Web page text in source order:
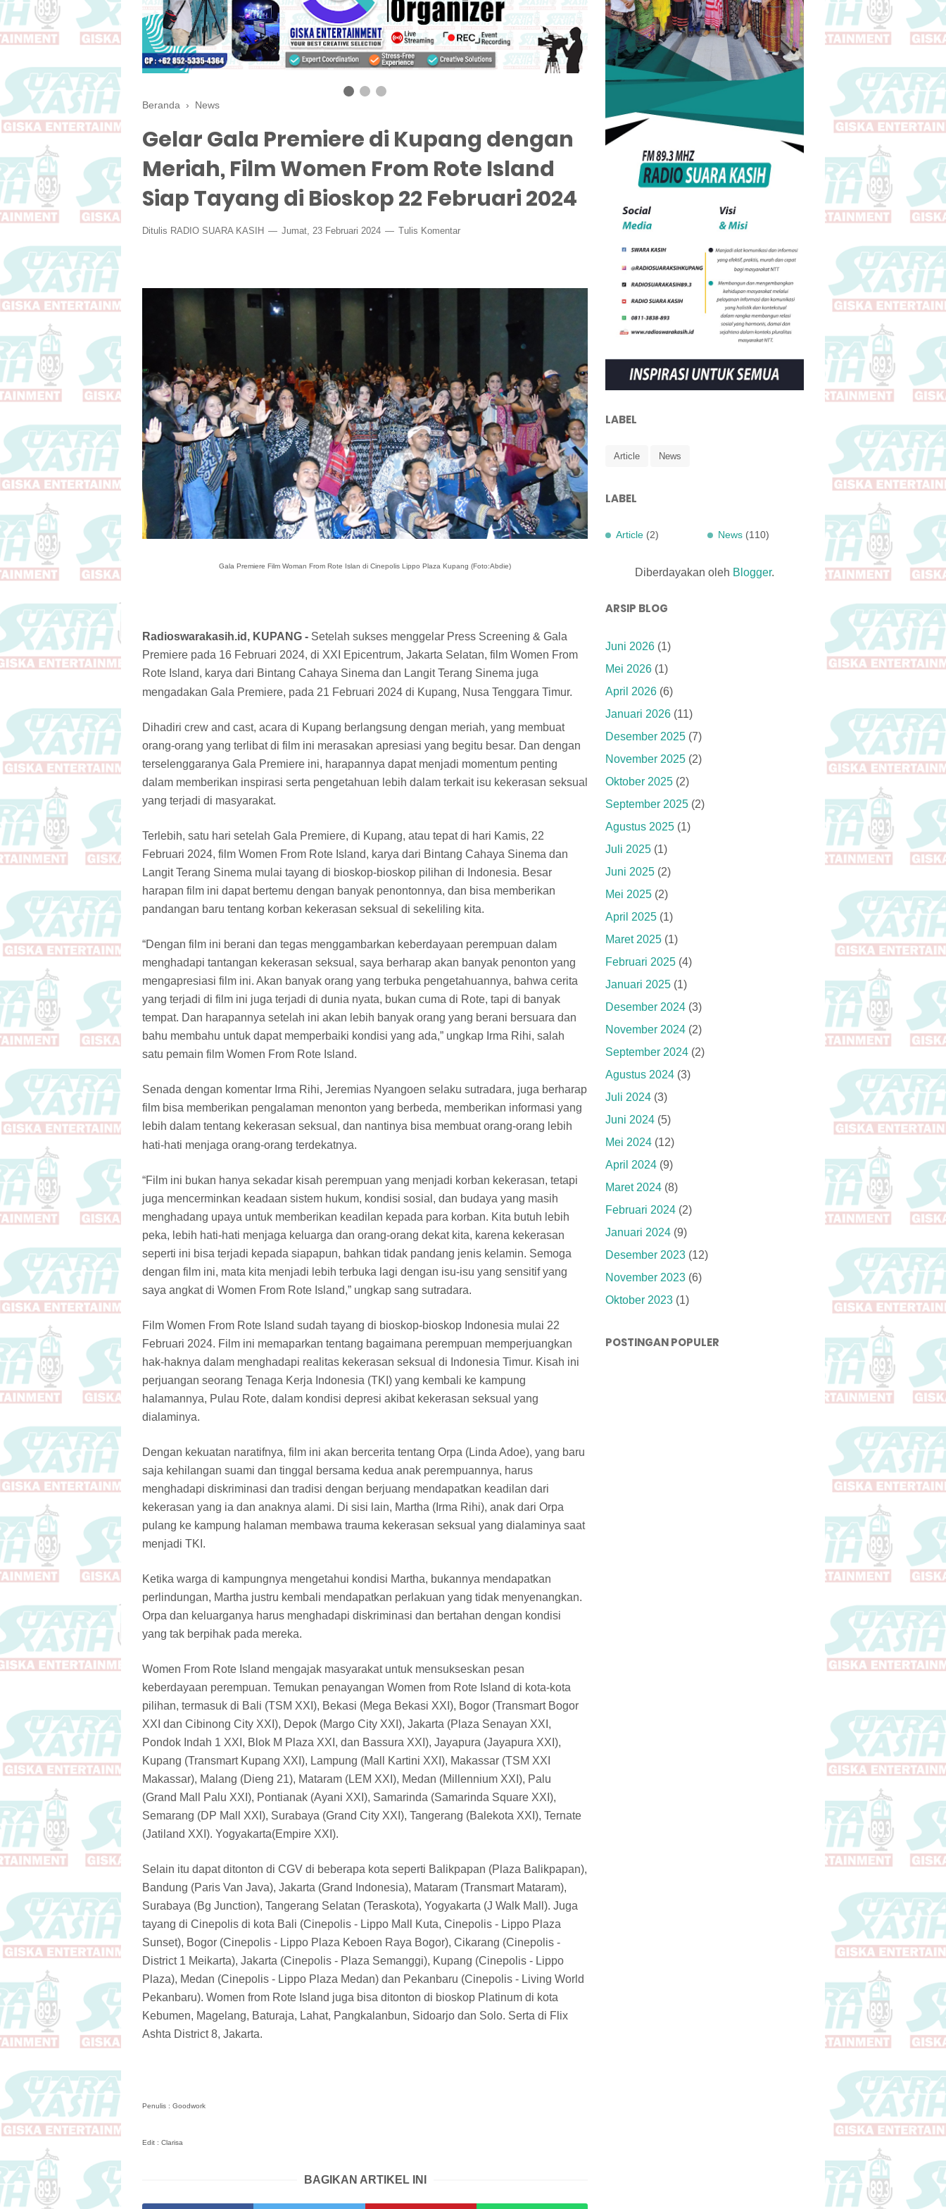
Beranda › News
Gelar Gala Premiere di Kupang dengan
Meriah, Film Women From Rote Island
Siap Tayang di Bioskop 22 Februari 2024
Ditulis RADIO SUARA KASIH Jumat, 23 Februari 2024 Tulis Komentar
Gala Premiere Film Woman From Rote Islan di Cinepolis Lippo Plaza Kupang (Foto:Abdie)
Radioswarakasih.id, KUPANG - Setelah sukses menggelar Press Screening & Gala
Premiere pada 16 Februari 2024, di XXI Epicentrum, Jakarta Selatan, film Women From
Rote Island, karya dari Bintang Cahaya Sinema dan Langit Terang Sinema juga
mengadakan Gala Premiere, pada 21 Februari 2024 di Kupang, Nusa Tenggara Timur.
Dihadiri crew and cast, acara di Kupang berlangsung dengan meriah, yang membuat
orang-orang yang terlibat di film ini merasakan apresiasi yang begitu besar. Dan dengan
terselenggaranya Gala Premiere ini, harapannya dapat menjadi momentum penting
dalam memberikan inspirasi serta pengetahuan lebih dalam terkait isu kekerasan seksual
yang terjadi di masyarakat.
Terlebih, satu hari setelah Gala Premiere, di Kupang, atau tepat di hari Kamis, 22
Februari 2024, film Women From Rote Island, karya dari Bintang Cahaya Sinema dan
Langit Terang Sinema mulai tayang di bioskop-bioskop pilihan di Indonesia. Besar
harapan film ini dapat bertemu dengan banyak penontonnya, dan bisa memberikan
pandangan baru tentang korban kekerasan seksual di sekeliling kita.
“Dengan film ini berani dan tegas menggambarkan keberdayaan perempuan dalam
menghadapi tantangan kekerasan seksual, saya berharap akan banyak penonton yang
mengapresiasi film ini. Akan banyak orang yang terbuka pengetahuannya, bahwa cerita
yang terjadi di film ini juga terjadi di dunia nyata, bukan cuma di Rote, tapi di banyak
tempat. Dan harapannya setelah ini akan lebih banyak orang yang berani bersuara dan
bahu membahu untuk dapat memperbaiki kondisi yang ada,” ungkap Irma Rihi, salah
satu pemain film Women From Rote Island.
Senada dengan komentar Irma Rihi, Jeremias Nyangoen selaku sutradara, juga berharap
film bisa memberikan pengalaman menonton yang berbeda, memberikan informasi yang
lebih dalam tentang kekerasan seksual, dan nantinya bisa membuat orang-orang lebih
hati-hati menjaga orang-orang terdekatnya.
“Film ini bukan hanya sekadar kisah perempuan yang menjadi korban kekerasan, tetapi
juga mencerminkan keadaan sistem hukum, kondisi sosial, dan budaya yang masih
menghadang upaya untuk memberikan keadilan kepada para korban. Kita butuh lebih
peka, lebih hati-hati menjaga keluarga dan orang-orang dekat kita, karena kekerasan
seperti ini bisa terjadi kepada siapapun, bahkan tidak pandang jenis kelamin. Semoga
dengan film ini, mata kita menjadi lebih terbuka lagi dengan isu-isu yang sensitif yang
saya angkat di Women From Rote Island,” ungkap sang sutradara.
Film Women From Rote Island sudah tayang di bioskop-bioskop Indonesia mulai 22
Februari 2024. Film ini memaparkan tentang bagaimana perempuan memperjuangkan
hak-haknya dalam menghadapi realitas kekerasan seksual di Indonesia Timur. Kisah ini
perjuangan seorang Tenaga Kerja Indonesia (TKI) yang kembali ke kampung
halamannya, Pulau Rote, dalam kondisi depresi akibat kekerasan seksual yang
dialaminya.
Dengan kekuatan naratifnya, film ini akan bercerita tentang Orpa (Linda Adoe), yang baru
saja kehilangan suami dan tinggal bersama kedua anak perempuannya, harus
menghadapi diskriminasi dan tradisi dengan berjuang mendapatkan keadilan dari
kekerasan yang ia dan anaknya alami. Di sisi lain, Martha (Irma Rihi), anak dari Orpa
pulang ke kampung halaman membawa trauma kekerasan seksual yang dialaminya saat
menjadi TKI.
Ketika warga di kampungnya mengetahui kondisi Martha, bukannya mendapatkan
perlindungan, Martha justru kembali mendapatkan perlakuan yang tidak menyenangkan.
Orpa dan keluarganya harus menghadapi diskriminasi dan bertahan dengan kondisi
yang tak berpihak pada mereka.
Women From Rote Island mengajak masyarakat untuk mensukseskan pesan
keberdayaan perempuan. Temukan penayangan Women from Rote Island di kota-kota
pilihan, termasuk di Bali (TSM XXI), Bekasi (Mega Bekasi XXI), Bogor (Transmart Bogor
XXI dan Cibinong City XXI), Depok (Margo City XXI), Jakarta (Plaza Senayan XXI,
Pondok Indah 1 XXI, Blok M Plaza XXI, dan Bassura XXI), Jayapura (Jayapura XXI),
Kupang (Transmart Kupang XXI), Lampung (Mall Kartini XXI), Makassar (TSM XXI
Makassar), Malang (Dieng 21), Mataram (LEM XXI), Medan (Millennium XXI), Palu
(Grand Mall Palu XXI), Pontianak (Ayani XXI), Samarinda (Samarinda Square XXI),
Semarang (DP Mall XXI), Surabaya (Grand City XXI), Tangerang (Balekota XXI), Ternate
(Jatiland XXI). Yogyakarta(Empire XXI).
Selain itu dapat ditonton di CGV di beberapa kota seperti Balikpapan (Plaza Balikpapan),
Bandung (Paris Van Java), Jakarta (Grand Indonesia), Mataram (Transmart Mataram),
Surabaya (Bg Junction), Tangerang Selatan (Teraskota), Yogyakarta (J Walk Mall). Juga
tayang di Cinepolis di kota Bali (Cinepolis - Lippo Mall Kuta, Cinepolis - Lippo Plaza
Sunset), Bogor (Cinepolis - Lippo Plaza Keboen Raya Bogor), Cikarang (Cinepolis -
District 1 Meikarta), Jakarta (Cinepolis - Plaza Semanggi), Kupang (Cinepolis - Lippo
Plaza), Medan (Cinepolis - Lippo Plaza Medan) dan Pekanbaru (Cinepolis - Living World
Pekanbaru). Women from Rote Island juga bisa ditonton di bioskop Platinum di kota
Kebumen, Magelang, Baturaja, Lahat, Pangkalanbun, Sidoarjo dan Solo. Serta di Flix
Ashta District 8, Jakarta.
Penulis : Goodwork
Edit : Clarisa
BAGIKAN ARTIKEL INI
LABEL
Article News
LABEL
Article (2) News (110)
Diberdayakan oleh Blogger.
ARSIP BLOG
Juni 2026 (1)
Mei 2026 (1)
April 2026 (6)
Januari 2026 (11)
Desember 2025 (7)
November 2025 (2)
Oktober 2025 (2)
September 2025 (2)
Agustus 2025 (1)
Juli 2025 (1)
Juni 2025 (2)
Mei 2025 (2)
April 2025 (1)
Maret 2025 (1)
Februari 2025 (4)
Januari 2025 (1)
Desember 2024 (3)
November 2024 (2)
September 2024 (2)
Agustus 2024 (3)
Juli 2024 (3)
Juni 2024 (5)
Mei 2024 (12)
April 2024 (9)
Maret 2024 (8)
Februari 2024 (2)
Januari 2024 (9)
Desember 2023 (12)
November 2023 (6)
Oktober 2023 (1)
POSTINGAN POPULER